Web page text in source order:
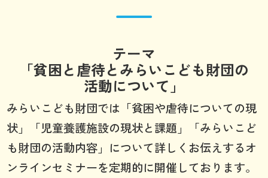
テーマ
「貧困と虐待とみらいこども財団の
活動について」
みらいこども財団では「貧困や虐待についての現
状」「児童養護施設の現状と課題」「みらいこど
も財団の活動内容」について詳しくお伝えするオ
ンラインセミナーを定期的に開催しております。